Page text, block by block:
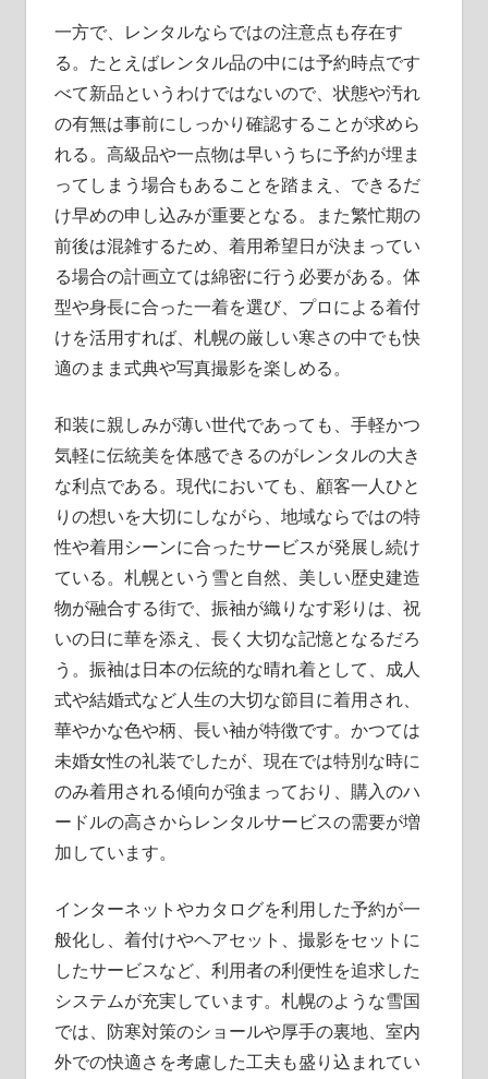
一方で、レンタルならではの注意点も存在す
る。たとえばレンタル品の中には予約時点です
べて新品というわけではないので、状態や汚れ
の有無は事前にしっかり確認することが求めら
れる。高級品や一点物は早いうちに予約が埋ま
ってしまう場合もあることを踏まえ、できるだ
け早めの申し込みが重要となる。また繁忙期の
前後は混雑するため、着用希望日が決まってい
る場合の計画立ては綿密に行う必要がある。体
型や身長に合った一着を選び、プロによる着付
けを活用すれば、札幌の厳しい寒さの中でも快
適のまま式典や写真撮影を楽しめる。
和装に親しみが薄い世代であっても、手軽かつ
気軽に伝統美を体感できるのがレンタルの大き
な利点である。現代においても、顧客一人ひと
りの想いを大切にしながら、地域ならではの特
性や着用シーンに合ったサービスが発展し続け
ている。札幌という雪と自然、美しい歴史建造
物が融合する街で、振袖が織りなす彩りは、祝
いの日に華を添え、長く大切な記憶となるだろ
う。振袖は日本の伝統的な晴れ着として、成人
式や結婚式など人生の大切な節目に着用され、
華やかな色や柄、長い袖が特徴です。かつては
未婚女性の礼装でしたが、現在では特別な時に
のみ着用される傾向が強まっており、購入のハ
ードルの高さからレンタルサービスの需要が増
加しています。
インターネットやカタログを利用した予約が一
般化し、着付けやヘアセット、撮影をセットに
したサービスなど、利用者の利便性を追求した
システムが充実しています。札幌のような雪国
では、防寒対策のショールや厚手の裏地、室内
外での快適さを考慮した工夫も盛り込まれてい